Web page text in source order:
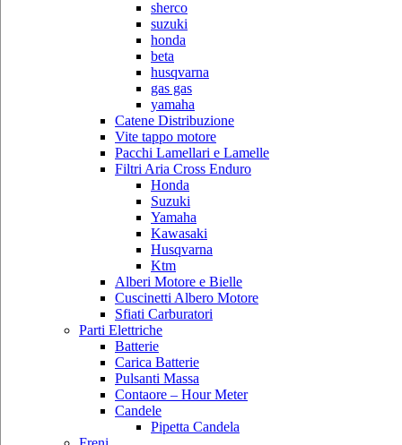
sherco
suzuki
honda
beta
husqvarna
gas gas
yamaha
Catene Distribuzione
Vite tappo motore
Pacchi Lamellari e Lamelle
Filtri Aria Cross Enduro
Honda
Suzuki
Yamaha
Kawasaki
Husqvarna
Ktm
Alberi Motore e Bielle
Cuscinetti Albero Motore
Sfiati Carburatori
Parti Elettriche
Batterie
Carica Batterie
Pulsanti Massa
Contaore – Hour Meter
Candele
Pipetta Candela